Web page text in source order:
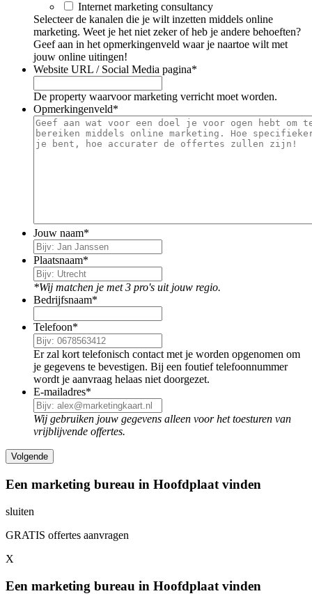
Internet marketing consultancy
Selecteer de kanalen die je wilt inzetten middels online
marketing. Weet je het niet zeker of heb je andere behoeften?
Geef aan in het opmerkingenveld waar je naartoe wilt met
jouw online uitingen!
Website URL / Social Media pagina*
De property waarvoor marketing verricht moet worden.
Opmerkingenveld*
Jouw naam*
Plaatsnaam*
*Wij matchen je met 3 pro's uit jouw regio.
Bedrijfsnaam*
Telefoon*
Er zal kort telefonisch contact met je worden opgenomen om
je gegevens te bevestigen. Bij een foutief telefoonnummer
wordt je aanvraag helaas niet doorgezet.
E-mailadres*
Wij gebruiken jouw gegevens alleen voor het toesturen van
vrijblijvende offertes.
Een marketing bureau in Hoofdplaat vinden
sluiten
GRATIS offertes aanvragen
X
Een marketing bureau in Hoofdplaat vinden